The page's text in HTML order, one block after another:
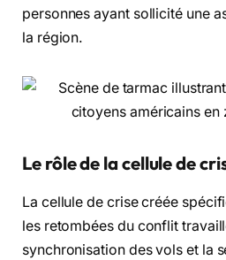
personnes ayant sollicité une
la région.
Le rôle de la cellule de
La cellule de crise créée
les retombées du conflit
synchronisation des vols et la